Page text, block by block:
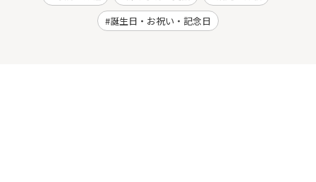
誕生日・お祝い・記念日